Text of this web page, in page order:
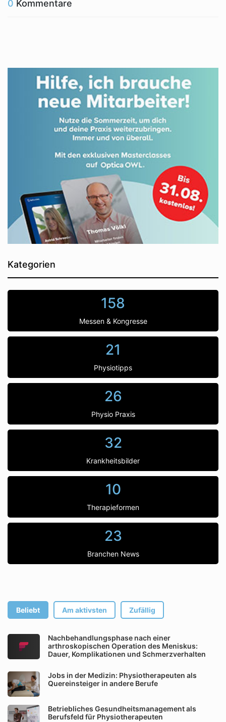
0 Kommentare
Kategorien
158
Messen & Kongresse
21
Physiotipps
26
Physio Praxis
32
Krankheitsbilder
10
Therapieformen
23
Branchen News
Beliebt Am aktivsten Zufällig
Nachbehandlungsphase nach einer
arthroskopischen Operation des Meniskus:
Dauer, Komplikationen und Schmerzverhalten
Jobs in der Medizin: Physiotherapeuten als
Quereinsteiger in andere Berufe
Betriebliches Gesundheitsmanagement als
Berufsfeld für Physiotherapeuten